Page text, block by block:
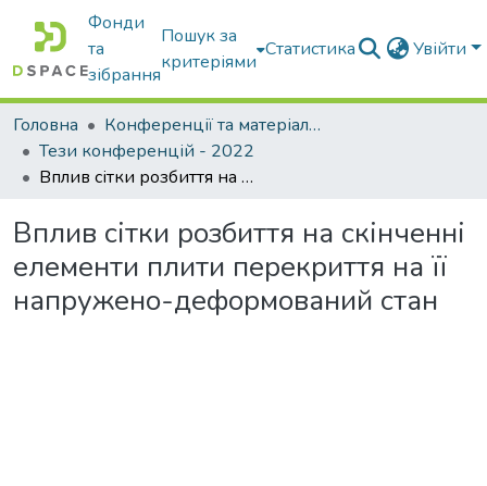
Фонди
та
зібрання
Пошук за
критеріями
Статистика Увійти
Головна
Конференції та матеріали конференцій
Тези конференцій - 2022
Вплив сітки розбиття на скінченні елементи плити перекриття на її напружено-деформований стан
Вплив сітки розбиття на скінченні
елементи плити перекриття на її
напружено-деформований стан